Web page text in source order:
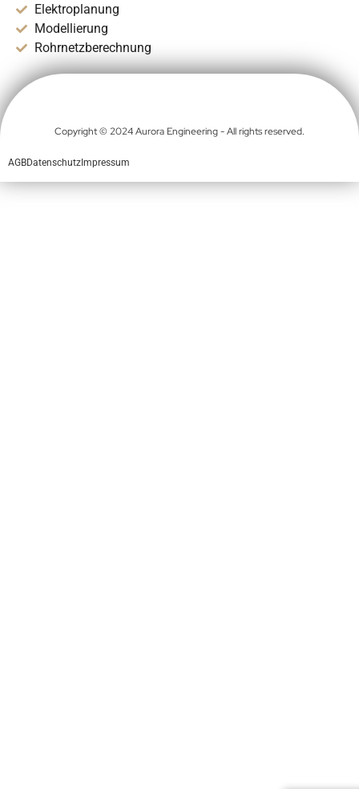
Elektroplanung
Modellierung
Rohrnetzberechnung
Copyright © 2024 Aurora Engineering - All rights reserved.
AGBDatenschutz Impressum